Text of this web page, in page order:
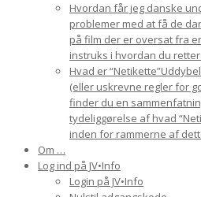
Hvordan får jeg danske
problemer med at få de
på film der er oversat fra
instruks i hvordan du
Hvad er “Netikette”
(eller uskrevne regler for
finder du en
tydeliggørelse af hvad
inden for rammerne af
Om …
Log ind på JV•Info
Login på JV•Info